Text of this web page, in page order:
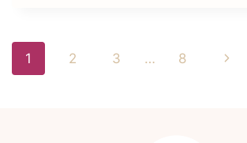
Navigation
1 2 3 … 8
Page